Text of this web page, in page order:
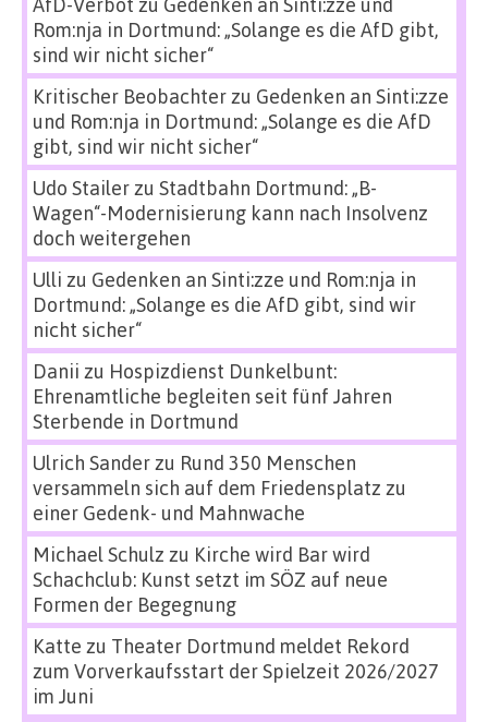
Rom:nja in Dortmund: „Solange es die AfD gibt,
sind wir nicht sicher“
Kritischer Beobachterzu Gedenken an Sinti:zze
und Rom:nja in Dortmund: „Solange es die AfD
gibt, sind wir nicht sicher“
Udo Stailerzu Stadtbahn Dortmund: „B-
Wagen“-Modernisierung kann nach Insolvenz
doch weitergehen
Ulli zu Gedenken an Sinti:zze und Rom:nja in
Dortmund: „Solange es die AfD gibt, sind wir
nicht sicher“
Danii zu Hospizdienst Dunkelbunt:
Ehrenamtliche begleiten seit fünf Jahren
Sterbende in Dortmund
Ulrich Sanderzu Rund 350 Menschen
versammeln sich auf dem Friedensplatz zu
einer Gedenk- und Mahnwache
Michael Schulz zu Kirche wird Bar wird
Schachclub: Kunst setzt im SÖZ auf neue
Formen der Begegnung
Katte zu Theater Dortmund meldet Rekord
zum Vorverkaufsstart der Spielzeit 2026/2027
im Juni